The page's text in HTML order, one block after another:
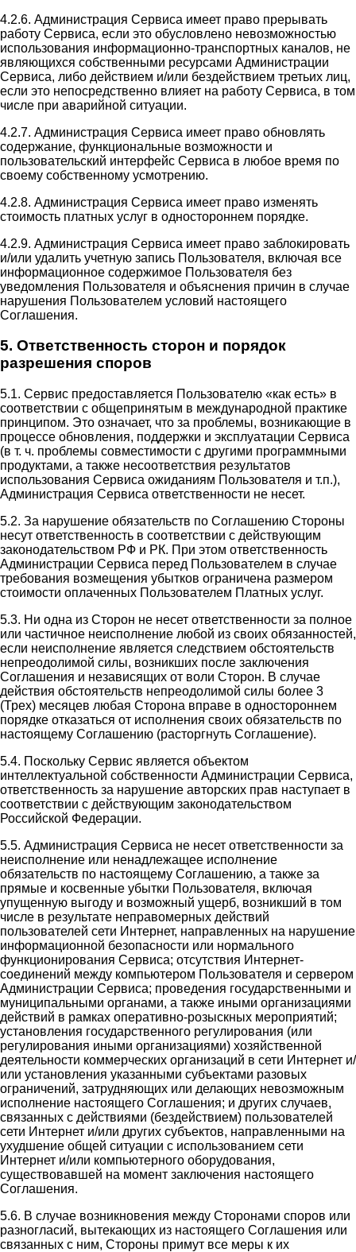
4.2.6. Администрация Сервиса имеет право прерывать
работу Сервиса, если это обусловлено невозможностью
использования информационно-транспортных каналов, не
являющихся собственными ресурсами Администрации
Сервиса, либо действием и/или бездействием третьих лиц,
если это непосредственно влияет на работу Сервиса, в том
числе при аварийной ситуации.
4.2.7. Администрация Сервиса имеет право обновлять
содержание, функциональные возможности и
пользовательский интерфейс Сервиса в любое время по
своему собственному усмотрению.
4.2.8. Администрация Сервиса имеет право изменять
стоимость платных услуг в одностороннем порядке.
4.2.9. Администрация Сервиса имеет право заблокировать
и/или удалить учетную запись Пользователя, включая все
информационное содержимое Пользователя без
уведомления Пользователя и объяснения причин в случае
нарушения Пользователем условий настоящего
Соглашения.
5. Ответственность сторон и порядок
разрешения споров
5.1. Сервис предоставляется Пользователю «как есть» в
соответствии с общепринятым в международной практике
принципом. Это означает, что за проблемы, возникающие в
процессе обновления, поддержки и эксплуатации Сервиса
(в т. ч. проблемы совместимости с другими программными
продуктами, а также несоответствия результатов
использования Сервиса ожиданиям Пользователя и т.п.),
Администрация Сервиса ответственности не несет.
5.2. За нарушение обязательств по Соглашению Стороны
несут ответственность в соответствии с действующим
законодательством РФ и РК. При этом ответственность
Администрации Сервиса перед Пользователем в случае
требования возмещения убытков ограничена размером
стоимости оплаченных Пользователем Платных услуг.
5.3. Ни одна из Сторон не несет ответственности за полное
или частичное неисполнение любой из своих обязанностей,
если неисполнение является следствием обстоятельств
непреодолимой силы, возникших после заключения
Соглашения и независящих от воли Сторон. В случае
действия обстоятельств непреодолимой силы более 3
(Трех) месяцев любая Сторона вправе в одностороннем
порядке отказаться от исполнения своих обязательств по
настоящему Соглашению (расторгнуть Соглашение).
5.4. Поскольку Сервис является объектом
интеллектуальной собственности Администрации Сервиса,
ответственность за нарушение авторских прав наступает в
соответствии с действующим законодательством
Российской Федерации.
5.5. Администрация Сервиса не несет ответственности за
неисполнение или ненадлежащее исполнение
обязательств по настоящему Соглашению, а также за
прямые и косвенные убытки Пользователя, включая
упущенную выгоду и возможный ущерб, возникший в том
числе в результате неправомерных действий
пользователей сети Интернет, направленных на нарушение
информационной безопасности или нормального
функционирования Сервиса; отсутствия Интернет-
соединений между компьютером Пользователя и сервером
Администрации Сервиса; проведения государственными и
муниципальными органами, а также иными организациями
действий в рамках оперативно-розыскных мероприятий;
установления государственного регулирования (или
регулирования иными организациями) хозяйственной
деятельности коммерческих организаций в сети Интернет и/
или установления указанными субъектами разовых
ограничений, затрудняющих или делающих невозможным
исполнение настоящего Соглашения; и других случаев,
связанных с действиями (бездействием) пользователей
сети Интернет и/или других субъектов, направленными на
ухудшение общей ситуации с использованием сети
Интернет и/или компьютерного оборудования,
существовавшей на момент заключения настоящего
Соглашения.
5.6. В случае возникновения между Сторонами споров или
разногласий, вытекающих из настоящего Соглашения или
связанных с ним, Стороны примут все меры к их